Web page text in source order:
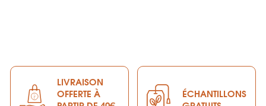
LIVRAISON
OFFERTE À
ÉCHANTILLONS